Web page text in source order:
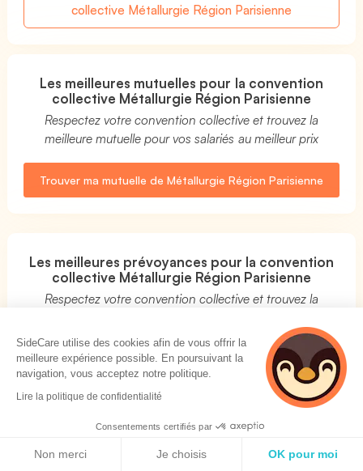
collective Métallurgie Région Parisienne
Les meilleures mutuelles pour la convention
collective Métallurgie Région Parisienne
Respectez votre convention collective et trouvez la
meilleure mutuelle pour vos salariés au meilleur prix
Trouver ma mutuelle de Métallurgie Région Parisienne
Les meilleures prévoyances pour la convention
collective Métallurgie Région Parisienne
Respectez votre convention collective et trouvez la
Trouver ma prévoyance de Métallurgie Région
Parisienne
Assurance prévoyance pour la convention
SideCare utilise des cookies afin de vous offrir la
meilleure expérience possible. En poursuivant la
navigation, vous acceptez notre politique.
Lire la politique de confidentialité
Consentements certifiés par
Non merci Je choisis OK pour moi